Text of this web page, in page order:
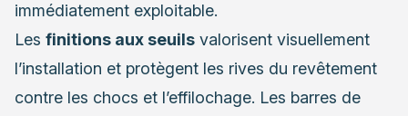
immédiatement exploitable.
Les finitions aux seuils valorisent visuellement
l’installation et protègent les rives du revêtement
contre les chocs et l’effilochage. Les barres de